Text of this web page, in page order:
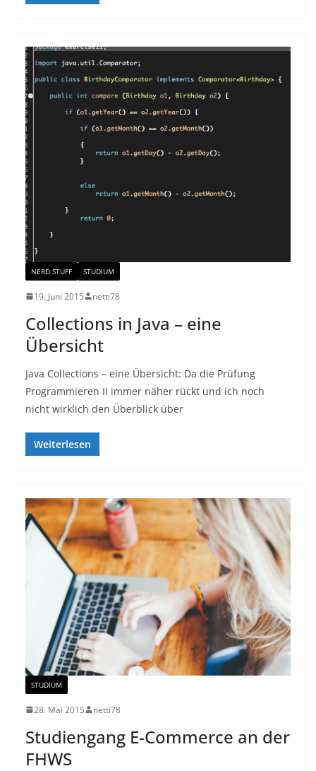
NERD STUFF STUDIUM
19. Juni 2015 netti78
Collections in Java – eine
Übersicht
Java Collections – eine Übersicht: Da die Prüfung
Programmieren II immer näher rückt und ich noch
nicht wirklich den Überblick über
Weiterlesen
STUDIUM
28. Mai 2015 netti78
Studiengang E-Commerce an der
FHWS